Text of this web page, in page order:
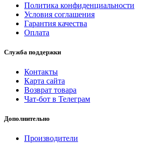
Политика конфиденциальности
Условия соглашения
Гарантия качества
Оплата
Служба поддержки
Контакты
Карта сайта
Возврат товара
Чат-бот в Телеграм
Дополнительно
Производители